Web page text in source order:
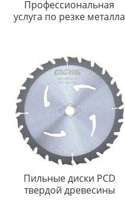
Профессиональная
услуга по резке металла
Пильные диски PCD
твердой древесины